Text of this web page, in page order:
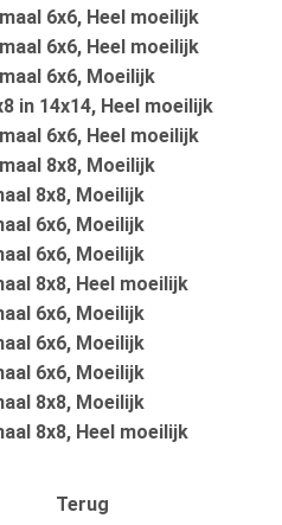
6x6, Heel moeilijk
6x6, Heel moeilijk
6x6, Moeilijk
in 14x14, Heel moeilijk
6x6, Heel moeilijk
8x8, Moeilijk
8x8, Moeilijk
6x6, Moeilijk
6x6, Moeilijk
8x8, Heel moeilijk
6x6, Moeilijk
6x6, Moeilijk
6x6, Moeilijk
8x8, Moeilijk
8x8, Heel moeilijk
Terug